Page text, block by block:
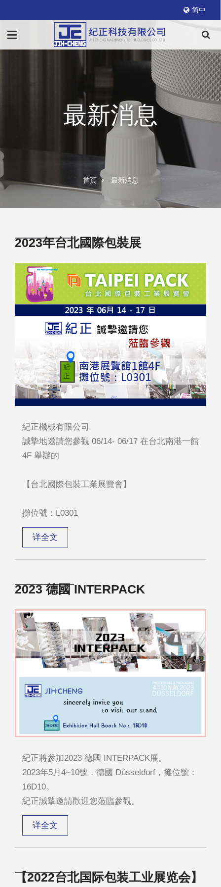
简中
最新消息
首页 最新消息
2023年台北國際包裝展
紀正機械有限公司
誠摯地邀請您參觀 06/14- 06/17 在台北南港一館
4F 舉辦的
【台北國際包裝工業展覽會】
攤位號：L0301
详全文
2023 德國 INTERPACK
紀正將參加2023 德國 INTERPACK展。
2023年5月4~10號，德國 Düsseldorf，攤位號：
16D10。
紀正誠摯邀請歡迎您蒞臨參觀。
详全文
【2022台北国际包装工业展览会】